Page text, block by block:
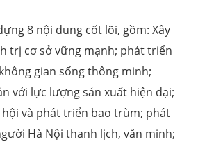
8 nội dung cốt lõi, gồm: Xây
trị cơ sở vững mạnh; phát triển
gian sống thông minh;
với lực lượng sản xuất hiện đại;
hội và phát triển bao trùm; phát
Hà Nội thanh lịch, văn minh;